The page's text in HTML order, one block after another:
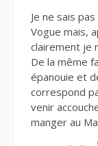
Je ne sais
Vogue mais,
clairement je
De la même
épanouie et
correspond
venir
manger au